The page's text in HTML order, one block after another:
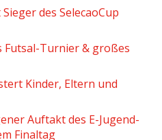
des SelecaoCup
Futsal-Turnier & großes
Kinder, Eltern und
Auftakt des E-Jugend-
Finaltag